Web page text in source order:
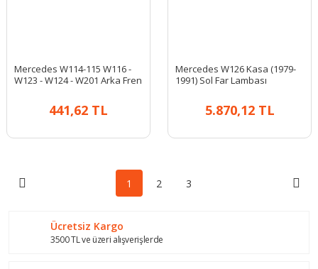
Mercedes W114-115 W116 -
W123 - W124 - W201 Arka Fren
441,62 TL
Mercedes W126 Kasa (1979-
1991) Sol Far Lambası
5.870,12 TL
1 2 3
Ücretsiz Kargo
3500 TL ve üzeri alışverişlerde